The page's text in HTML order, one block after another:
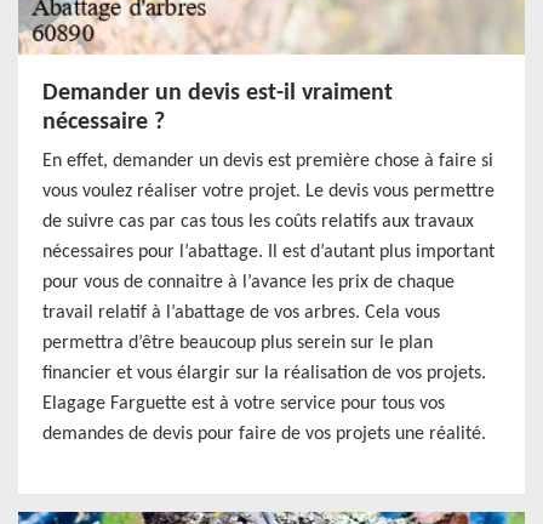
Demander un devis est-il vraiment
nécessaire ?
En effet, demander un devis est première chose à faire si
vous voulez réaliser votre projet. Le devis vous permettre
de suivre cas par cas tous les coûts relatifs aux travaux
nécessaires pour l’abattage. Il est d’autant plus important
pour vous de connaitre à l’avance les prix de chaque
travail relatif à l’abattage de vos arbres. Cela vous
permettra d’être beaucoup plus serein sur le plan
financier et vous élargir sur la réalisation de vos projets.
Elagage Farguette est à votre service pour tous vos
demandes de devis pour faire de vos projets une réalité.